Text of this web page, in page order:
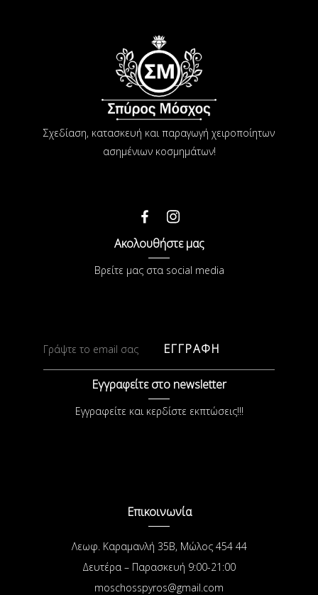
Σχεδίαση, κατασκευή και παραγωγή χειροποίητων
ασημένιων κοσμημάτων!
Ακολουθήστε μας
Βρείτε μας στα social media
ΕΓΓΡΑΦΗ
Εγγραφείτε στο newsletter
Εγγραφείτε και κερδίστε εκπτώσεις!!!
Επικοινωνία
Λεωφ. Καραμανλή 35Β, Μώλος 454 44
Δευτέρα – Παρασκευή 9:00-21:00
moschosspyros@gmail.com